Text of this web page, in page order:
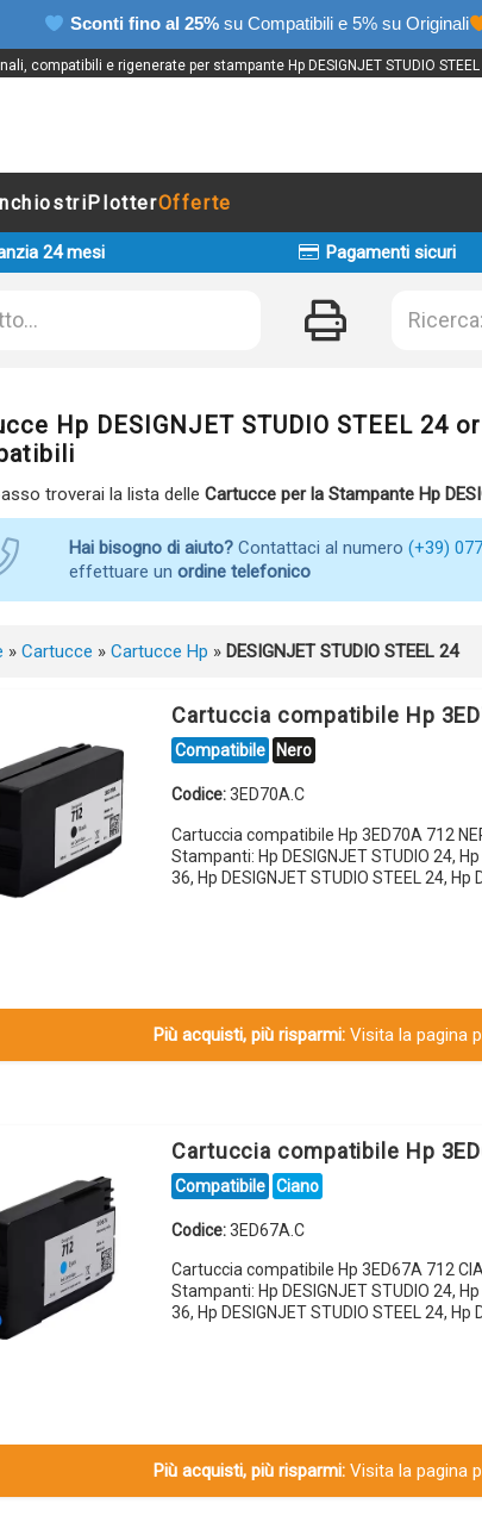
Sconti fino al 25% su Compatibili e 5% su Originali
compatibili e rigenerate per stampante Hp DESIGNJET STUDIO
PlotterOfferte
24 mesi Pagamenti sicuri
Hp DESIGNJET STUDIO STEEL 24
troverai la lista delle Cartucce per la Stampante Hp
Hai bisogno di aiuto?Contattaci al numero (+39)
effettuare un ordine telefonico
» Cartucce » Cartucce Hp » DESIGNJET STUDIO STEEL 24
Cartuccia compatibile Hp
Compatibile Nero
Codice:3ED70A.C
Cartuccia compatibile Hp 3ED70A 712
Stampanti: Hp DESIGNJET STUDIO 24, Hp
36, Hp DESIGNJET STUDIO STEEL 24, Hp
Più acquisti, più risparmi:Visita la pagina
Cartuccia compatibile Hp
Compatibile Ciano
Codice:3ED67A.C
Cartuccia compatibile Hp 3ED67A 712
Stampanti: Hp DESIGNJET STUDIO 24, Hp
36, Hp DESIGNJET STUDIO STEEL 24, Hp
Più acquisti, più risparmi:Visita la pagina